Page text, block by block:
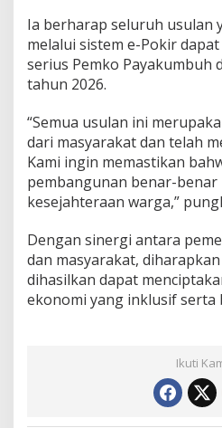
Ia berharap seluruh usulan
melalui sistem e-Pokir
serius Pemko Payakumbuh
tahun 2026.
“Semua usulan ini
dari masyarakat dan telah
Kami ingin memastikan
pembangunan benar-benar
kesejahteraan warga,”
Dengan sinergi antara
dan masyarakat,
dihasilkan dapat
ekonomi yang inklusif serta
Ikuti